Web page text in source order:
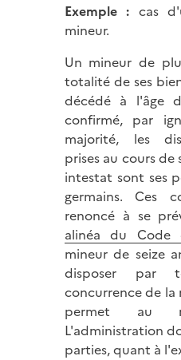
Exemple : cas
mineur.
Un mineur de
totalité de ses
décédé à l'âge
confirmé, par
majorité, les
prises au cours de
intestat sont ses
germains. Ces
renoncé à se
alinéa du Code
mineur de seize
disposer par
concurrence de
permet au
L'administration
parties, quant à